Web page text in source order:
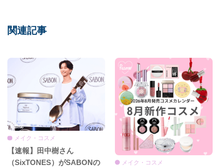
関連記事
メイク・コスメ
【速報】田中樹さん
（SixTONES）がSABONの
メイク・コスメ